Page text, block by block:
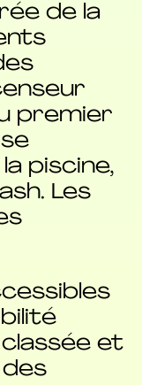
de la
premier
piscine,
Les
et